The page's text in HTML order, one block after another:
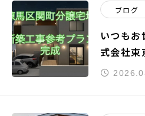
ブログ
いつも
式会社東
りご依頼